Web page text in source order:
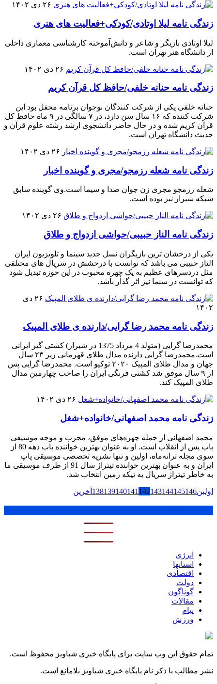
۲۶ دی ۱۴۰۲
زندگی نامه لیلا اوتادی/کودکی+فعالیت های هنری
لیلا اوتادی بازیگر و شاعر و دانش‌آموخته کارشناسی معماری داخلی
از دانشگاه هنر تهران است.
۲۶ دی ۱۴۰۲
زندگی نامه حنانه خلفی/حافظ کل قرآن کریم
حنانه خلفی یکی از شرکت کنندگان نوجوان برنامه محفل بود این
شرکت کننده که ۱۶ سال سن دارد، در ۷ سالگی در ۹ ماه حافظ کل
قرآن کریم شده و در حال حاضر دانشجوی ارشد رشته علوم قرآن و
حدیث دانشگاه تهران است.
۲۶ دی ۱۴۰۲
زندگی نامه شعله رزمجو/مجری و گوینده اخبار
شعله رزمجو مجری زن جوان صدا و سیما است.وی گوینده سابق
شبکه شیراز نیز بوده است.
۲۶ دی ۱۴۰۲
زندگی نامه الناز حبیبی/حواشی ازدواج و طلاق
یکی از درخشان ترین بازیگران نسل جدید سینما و تلویزیون ایران
الناز حبیبی می باشد که توانست با درخشش در سریال های مختلفی
مثل دردسرهای عظیم به یک چهره محبوب در این حوزه تبدیل شود
که توانست در سنما نیز اثر گذار باشد.
۲۶ دی
۱۴۰۲
زندگی نامه محمد رضا گرایی/دارنده ی طلای المپیک
محمدرضا گرایی (متولد 4 مرداد 1375 در شیراز) کشتی گیر ایرانی
است.محمدرضا گرایی دارنده مدال طلای قهرمانی زیر ۲۳ سال
جهان و مدال طلای المپیک ۲۰۲۰ توکیو است. محمدرضا گرایی پس
از ۹ سال موفق شد کشتی فرنگی ایران را صاحب چهارمین مدال
طلای المپیک کند.
۲۶ دی ۱۴۰۲
زندگی نامه محمد اصفهانی/خانواده+شغل
محمد اصفهانی از جمله چهره‌های موفق، مجرب و موجه موسیقی
پاپ پس از انقلاب است. او به عنوان بهترین خواننده پاپ دهه 80 از
سوی مجله ترانه‌ماه، اولین و تنها نشریه تخصصی موسیقی پاپ
ایران و به عنوان بهترین خواننده تیتراژ سال 91 از طرف موسیقی ما
به خاطر تیتراژ سریال یه تیکه زمین انتخاب شد.
اولین 138139140141 142143144145146 آخرین
انرژی
استانها
اقتصادی
دولت
گوناگون
مقالات
پیام
ورزش
تمام حقوق این وب سایت برای پایگاه خبری شباویز محفوظ است.
نشر مطالب با ذکر نام پایگاه خبری شباویز بلامانع است.